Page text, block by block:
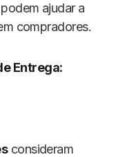
ajudar a
compradores.
Entrega:
consideram